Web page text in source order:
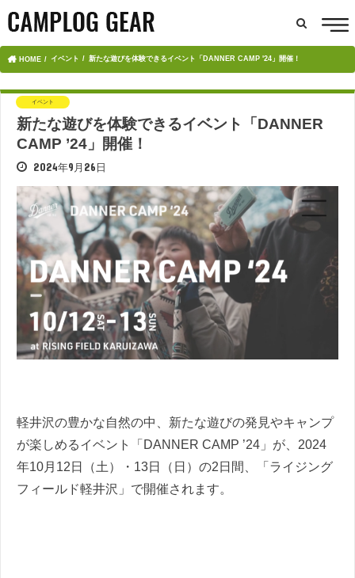
HOME イベント 新たな遊びを体験できるイベント「DANNER CAMP '24」開催！
イベント
新たな遊びを体験できるイベント「DANNER
CAMP ’24」開催！
2024年9月26日
軽井沢の豊かな自然の中、新たな遊びの発見やキャンプ
が楽しめるイベント「DANNER CAMP ’24」が、2024
年10月12日（土）・13日（日）の2日間、「ライジング
フィールド軽井沢」で開催されます。